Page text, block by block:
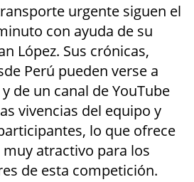
urgente siguen el
con ayuda de su
López. Sus crónicas,
Perú pueden verse a
de un canal de YouTube
vivencias del equipo y
lo que ofrece
atractivo para los
de esta competición.